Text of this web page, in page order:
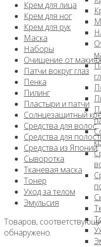
Крем для лица
Крем для ног
Крем для рук
Маска
Наборы
Очищение от
Патчи вокруг глаз
Пенка
Пилинг
Пластыри и патчи
Солнцезащитный
Средства для волос
Средства для
Средства из Японии
Сыворотка
Тканевая маска
Тонер
Уход за телом
Эмульсия
Товаров,
обнаружено.